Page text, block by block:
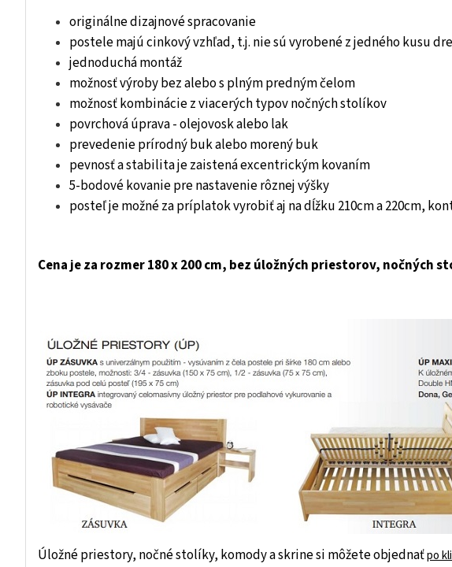
originálne dizajnové spracovanie
postele majú cinkový vzhľad, t.j. nie sú vyrobené z jedného kusu
jednoduchá montáž
možnosť výroby bez alebo s plným predným čelom
možnosť kombinácie z viacerých typov nočných stolíkov
povrchová úprava - olejovosk alebo lak
prevedenie prírodný buk alebo morený buk
pevnosť a stabilita je zaistená excentrickým kovaním
5-bodové kovanie pre nastavenie rôznej výšky
posteľ je možné za príplatok vyrobiť aj na dĺžku 210cm a 220cm,
Cena je za rozmer 180 x 200 cm, bez úložných priestorov, nočných
Úložné priestory, nočné stolíky, komody a skrine si môžete objednaťpo